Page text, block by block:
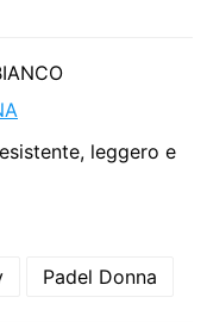
leggero e
Padel Donna